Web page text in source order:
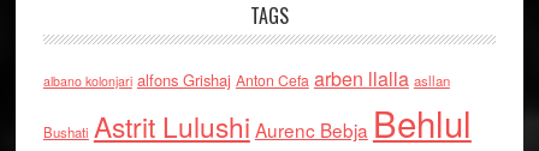
TAGS
albano kolonjari alfons Grishaj Anton Cefa arben llalla asllan
Bushati Astrit Lulushi Aurenc Bebja Behlul